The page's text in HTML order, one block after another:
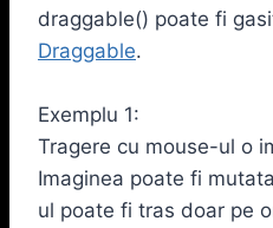
draggable() poate fi
Draggable.
Exemplu 1:
Tragere cu mouse-ul o
Imaginea poate fi
ul poate fi tras doar pe